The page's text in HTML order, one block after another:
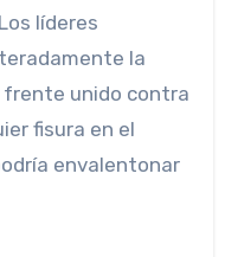
líderes
la
unido contra
fisura en el
envalentonar